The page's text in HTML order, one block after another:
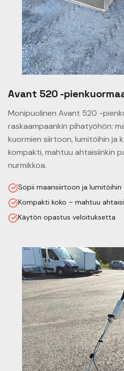
Avant 520 -
Monipuolinen Avant 520 -
raskaampaankin pihatyöhön:
kuormien siirtoon, lumitöihin ja
kompakti, mahtuu ahtaisiinkin
nurmikkoa.
Sopii maansiirtoon ja lumitöihin
Kompakti koko – mahtuu
Käytön opastus veloituksetta